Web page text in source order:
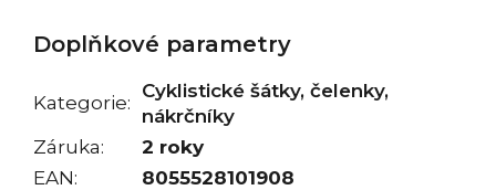
Doplňkové parametry
Kategorie:
Cyklistické šátky, čelenky,
nákrčníky
Záruka:
2 roky
EAN: 8055528101908